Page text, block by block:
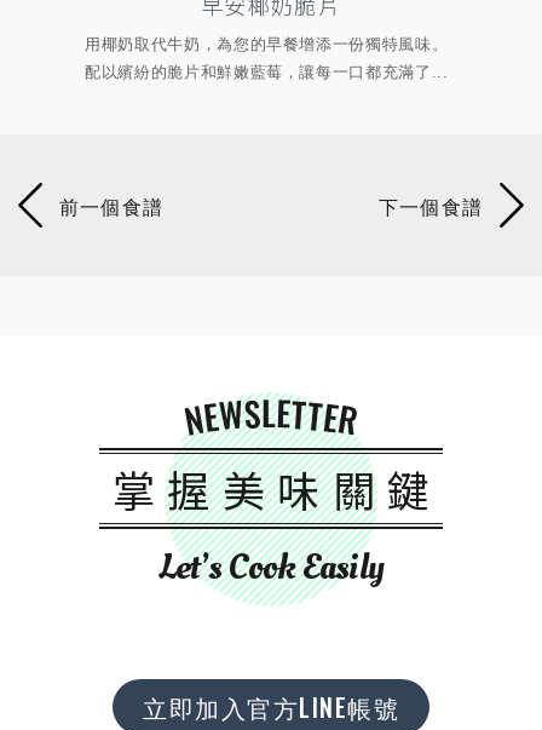
早餐增添一份獨特風味。
莓，讓每一口都充滿了...
讓心情變好的點心魔法！酥酥脆脆、散發
的吐司，甜甜的糖粉使壓力瞬間煙消雲散
NEWSLETTER
掌握美味關鍵
Let’s Cook Easily
立即加入官方LINE帳號